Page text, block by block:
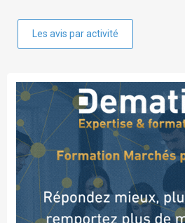
Les avis par activité